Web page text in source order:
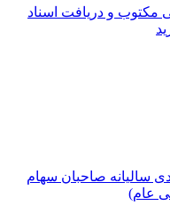
مکتوب و دریافت اسناد
سالیانه صاحبان سهام
عام)